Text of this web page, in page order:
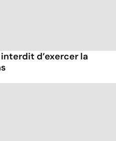
d’exercer la